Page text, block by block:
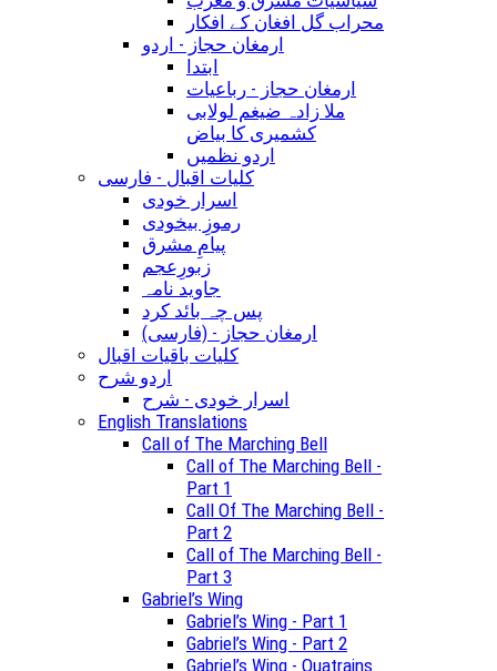
محراب گل افغان کے افکار
ارمغان حجاز - اردو
ابتدا
ارمغان حجاز - رباعیات
ملا زادہ ضیغم لولابی
کشمیری کا بیاض
اردو نظمیں
کلیات اقبال - فارسی
اسرار خودی
رموزِ بیخودی
پیامِ مشرق
زبورِعجم
جاوید نامہ
پس چہ بائد کرد
(ارمغان حجاز - (فارسی
کلیات باقیات اقبال
اردو شرح
اسرار خودی - شرح
English Translations
Call of The Marching Bell
Call of The Marching Bell -
Part 1
Call Of The Marching Bell -
Part 2
Call of The Marching Bell -
Part 3
Gabriel’s Wing
Gabriel’s Wing - Part 1
Gabriel’s Wing - Part 2
Gabriel’s Wing - Quatrains